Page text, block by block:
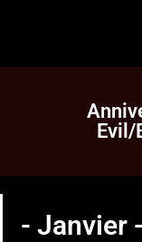
Evil/
- Janvier -